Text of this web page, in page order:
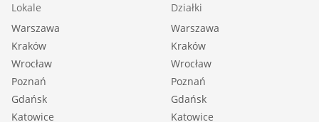
Lokale
Warszawa
Kraków
Wrocław
Poznań
Gdańsk
Katowice
Działki
Warszawa
Kraków
Wrocław
Poznań
Gdańsk
Katowice